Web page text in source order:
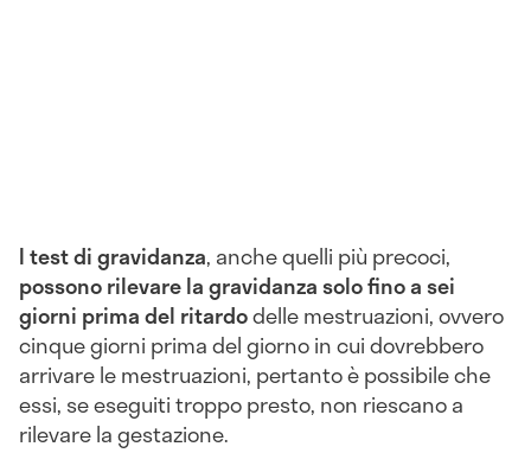
I test di gravidanza, anche quelli più precoci,
possono rilevare la gravidanza solo fino a sei
giorni prima del ritardodelle mestruazioni, ovvero
cinque giorni prima del giorno in cui dovrebbero
arrivare le mestruazioni, pertanto è possibile che
essi, se eseguiti troppo presto, non riescano a
rilevare la gestazione.